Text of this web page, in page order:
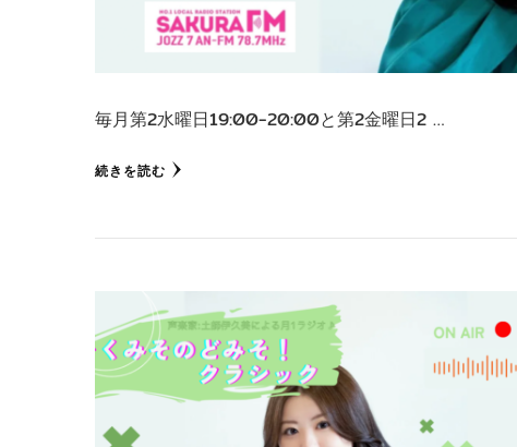
毎月第2水曜日19:00-20:00と第2金曜日2 …
続きを読む